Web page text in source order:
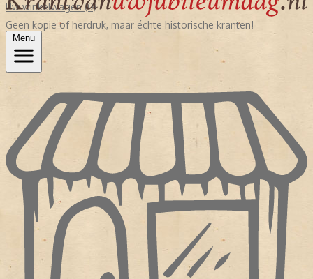
Uw winkelwagen (0)
Geen kopie of herdruk, maar échte historische kranten!
Menu